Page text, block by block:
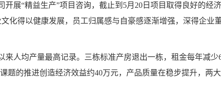
“精益生产”项目咨询，截止到5月20日项目取得良好的经
化得以健康发展，员工归属感与自豪感逐渐增强，深得企业
人均产量最高记录。三栋标准产房退出一栋，租金每年减少
题的推进创造经济效益约40万元，产品质量在稳步提升，两